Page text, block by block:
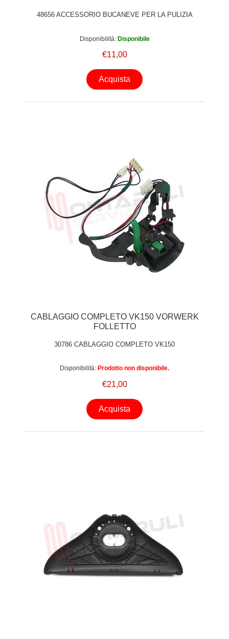
48656 ACCESSORIO BUCANEVE PER LA PULIZIA
Disponibilità: Disponibile
€11,00
Acquista
CABLAGGIO COMPLETO VK150 VORWERK
FOLLETTO
30786 CABLAGGIO COMPLETO VK150
Disponibilità: Prodotto non disponibile.
€21,00
Acquista